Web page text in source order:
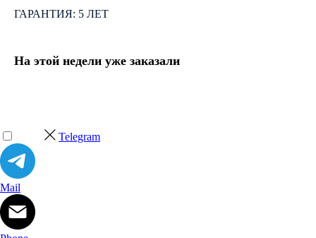
ГАРАНТИЯ: 5 ЛЕТ
На этой недели уже заказали
Telegram
Mail